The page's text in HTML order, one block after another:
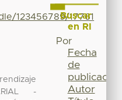
123456789/17761
-
Buscar
en RI
Por
Fecha
de
publicación
Autor